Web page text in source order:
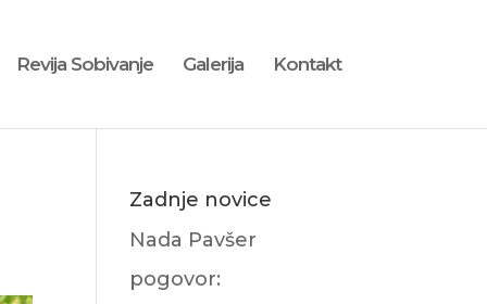
Revija Sobivanje Galerija Kontakt
Zadnje novice
Nada Pavšer
pogovor: